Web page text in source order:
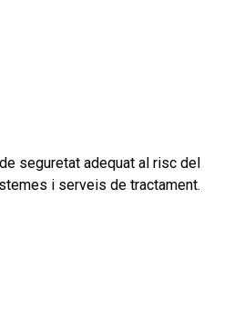
seguretat adequat al risc del
i serveis de tractament.